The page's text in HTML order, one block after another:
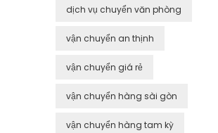
dịch vụ chuyển văn phòng
vận chuyển an thịnh
vận chuyển giá rẻ
vận chuyển hàng sài gòn
vận chuyển hàng tam kỳ